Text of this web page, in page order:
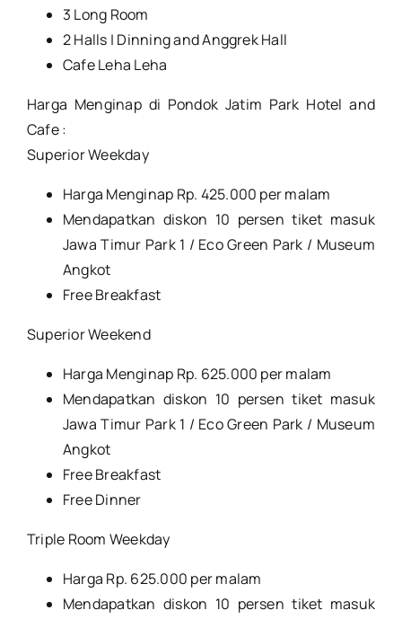
3 Long Room
2 Halls | Dinning and Anggrek Hall
Cafe Leha Leha
Harga Menginap di Pondok Jatim Park Hotel and
Cafe :
Superior Weekday
Harga Menginap Rp. 425.000 per malam
Mendapatkan diskon 10 persen tiket masuk
Jawa Timur Park 1 / Eco Green Park / Museum
Angkot
Free Breakfast
Superior Weekend
Harga Menginap Rp. 625.000 per malam
Mendapatkan diskon 10 persen tiket masuk
Jawa Timur Park 1 / Eco Green Park / Museum
Angkot
Free Breakfast
Free Dinner
Triple Room Weekday
Harga Rp. 625.000 per malam
Mendapatkan diskon 10 persen tiket masuk